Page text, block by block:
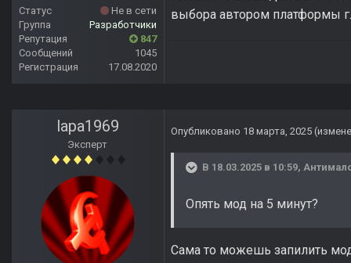
Статус
Не в сети
Группа
Разработчики
Репутация
847
Сообщений
1045
Регистрация
17.08.2020
выбора автором платформы
lapa1969
Эксперт
Опубликовано 18 марта, 2025
В 18.03.2025 в 10:59,
Опять мод на 5 минут?
Сама то можешь запилить